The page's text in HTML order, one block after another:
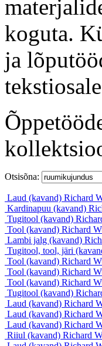
koguta.
ja
Otsisõna:
Laud (kavand) Richard
Kardinapuu (kavand)
Tugitool (kavand)
Tool (kavand) Richard
Lambi jalg (kavand)
Tugitool, tool, järi
Tool (kavand) Richard
Tool (kavand) Richard
Tool (kavand) Richard
Tugitool (kavand)
Laud (kavand) Richard
Laud (kavand) Richard
Laud (kavand) Richard
Riiul (kavand) Richard